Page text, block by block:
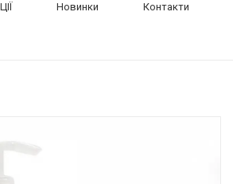
Новинки Контакти